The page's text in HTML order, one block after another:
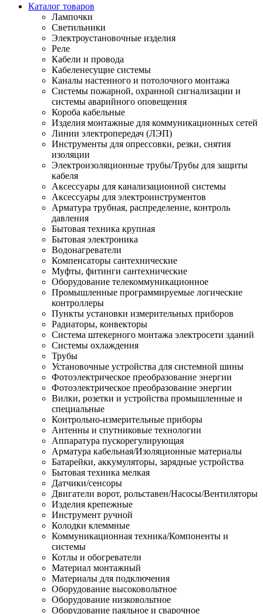
Каталог товаров
Лампочки
Светильники
Электроустановочные изделия
Реле
Кабели и провода
Кабеленесущие системы
Каналы настенного и потолочного монтажа
Системы пожарной, охранной сигнализации и
системы аварийного оповещения
Короба кабельные
Изделия монтажные для коммуникационных сетей
Линии электропередач (ЛЭП)
Инструменты для опрессовки, резки, снятия
изоляции
Электроизоляционные трубы/Трубы для защиты
кабеля
Аксессуары для канализационной системы
Аксессуары для электроинструментов
Арматура трубная, распределение, контроль
давления
Бытовая техника крупная
Бытовая электроника
Водонагреватели
Компенсаторы сантехнические
Муфты, фитинги сантехнические
Оборудование телекоммуникационное
Промышленные программируемые логические
контроллеры
Пункты установки измерительных приборов
Радиаторы, конвекторы
Система штекерного монтажа электросети зданий
Системы охлаждения
Трубы
Установочные устройства для системной шины
Фотоэлектрическое преобразование энергии
Фотоэлектрическое преобразование энергии
Вилки, розетки и устройства промышленные и
специальные
Контрольно-измерительные приборы
Антенны и спутниковые технологии
Аппаратура пускорегулирующая
Арматура кабельная/Изоляционные материалы
Батарейки, аккумуляторы, зарядные устройства
Бытовая техника мелкая
Датчики/сенсоры
Двигатели ворот, рольставен/Насосы/Вентиляторы
Изделия крепежные
Инструмент ручной
Колодки клеммные
Коммуникационная техника/Компоненты и
системы
Котлы и обогреватели
Материал монтажный
Материалы для подключения
Оборудование высоковольтное
Оборудование низковольтное
Оборудование паяльное и сварочное